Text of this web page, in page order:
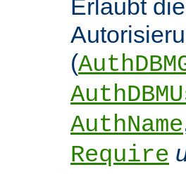
Erlaubt
(
AuthName
Require